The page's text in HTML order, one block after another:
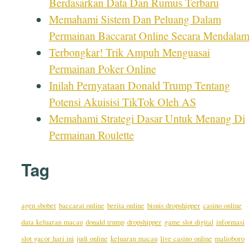
Memahami Sistem Dan Peluang Dalam
Permainan Baccarat Online Secara Mendalam
Terbongkar! Trik Ampuh Menguasai
Permainan Poker Online
Inilah Pernyataan Donald Trump Tentang
Potensi Akuisisi TikTok Oleh AS
Memahami Strategi Dasar Untuk Menang Di
Permainan Roulette
Tag
agen sbobet baccarat online berita online bisnis dropshipper casino online
data keluaran macau donald trump dropshipper game slot digital informasi
slot gacor hari ini judi online keluaran macau live casino online malioboro